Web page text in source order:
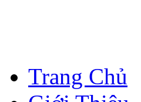
Trang Chủ